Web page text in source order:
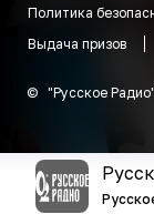
Политика
Выдача призов
© "Русское Радио"